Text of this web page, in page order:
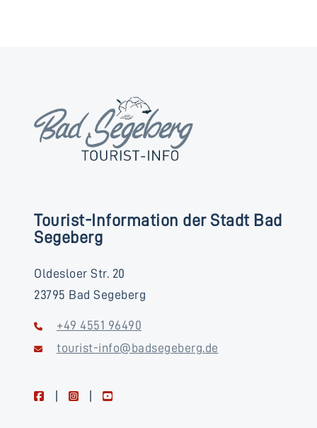
Tourist-Information der Stadt Bad
Segeberg
Oldesloer Str. 20
23795 Bad Segeberg
+49 4551 96490
tourist-info@badsegeberg.de
facebookinstagramyoutube